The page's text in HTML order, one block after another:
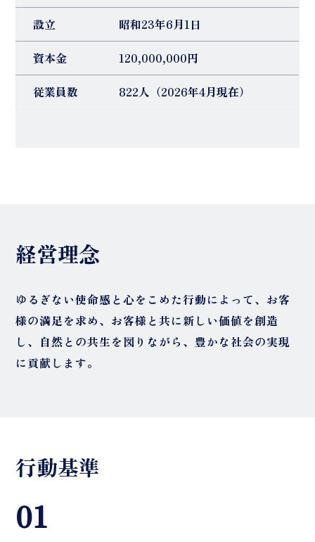
設立
昭和23年6月1日
資本金
120,000,000円
従業員数
822人（2026年4月現在）
経営理念
ゆるぎない使命感と心をこめた行動によって、お客
様の満足を求め、お客様と共に新しい価値を創造
し、自然との共生を図りながら、豊かな社会の実現
に貢献します。
行動基準
01